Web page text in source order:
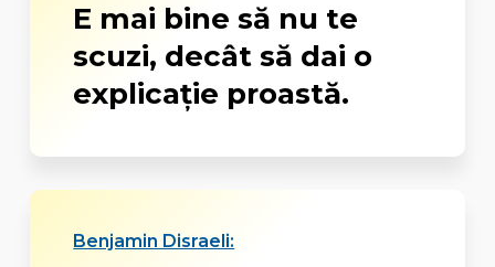
E mai bine să nu te
scuzi, decât să dai o
explicație proastă.
Benjamin Disraeli: